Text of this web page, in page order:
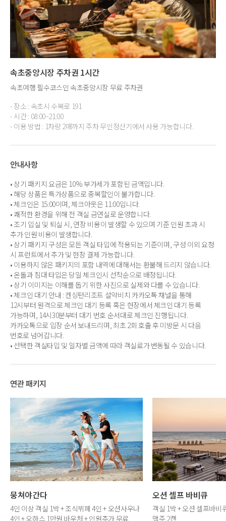
속초중앙시장 주차권 1시간
속초여행 필수코스인 속초중앙시장 무료 주차권
- 장소 : 속초시 수복로 191
- 시간 : 08:00~21:00
- 이용 방법 : 1차량 2매까지 주차 무인정산기에서 사용 가능합니다.
안내사항
• 상기 패키지 요금은 10% 부가세가 포함된 금액입니다.
• 해당 상품은 특가상품으로 중복할인이 불가합니다.
• 체크인은 15:00이며, 체크아웃은 11:00입니다.
• 쾌적한 환경을 위해 전 객실 금연실로 운영합니다.
• 조기 입실 및 퇴실 시, 연장 비용이 발생할 수 있으며 기준 인원 초과 시
추가 인원 비용이 발생합니다.
• 상기 패키지 구성은 모든 객실 타입에 적용되는 기준이며, 구성 이외 요청
시 프런트에서 추가 및 현장 결제 가능합니다.
• 이용하지 않은 패키지의 포함 내역에 대해서는 환불해 드리지 않습니다.
• 온돌과 침대 타입은 당일 체크인시 선착순으로 배정됩니다.
• 상기 이미지는 이해를 돕기 위한 사진으로 실제와 다를 수 있습니다.
• 체크인 대기 안내 : 켄싱턴리조트 설악비치 카카오톡 채널을 통해
12시부터 원격으로 체크인 대기 등록 혹은 현장에서 체크인 대기 등록
가능하며, 14시30분부터 대기 번호 순서대로 체크인 진행됩니다.
카카오톡으로 입장 순서 보내드리며, 최초 2회 호출 후 미방문 시 다음
번호로 넘어갑니다.
• 선택한 객실타입 및 일자별 금액에 따라 객실료가 변동될 수 있습니다.
연관 패키지
뭉쳐야간다
4인 이상 객실 1박 + 조식뷔페 4인 + 오션사우나
4인 + 오하스 1만원 바우처 + 인원추가 무료
오션 셀프 바비큐
객실 1박 + 오션 셀프바비
맥주 2캔